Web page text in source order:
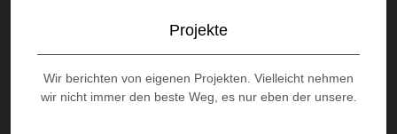
Projekte
Wir berichten von eigenen Projekten. Vielleicht nehmen
wir nicht immer den beste Weg, es nur eben der unsere.